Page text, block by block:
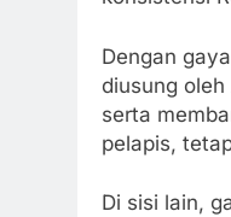
Dengan
diusung
serta
pelapis,
Di sisi lain,